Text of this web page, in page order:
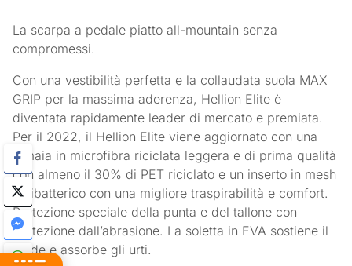
La scarpa a pedale piatto all-mountain senza
compromessi.
Con una vestibilità perfetta e la collaudata suola MAX
GRIP per la massima aderenza, Hellion Elite è
diventata rapidamente leader di mercato e premiata.
Per il 2022, il Hellion Elite viene aggiornato con una
tomaia in microfibra riciclata leggera e di prima qualità
con almeno il 30% di PET riciclato e un inserto in mesh
antibatterico con una migliore traspirabilità e comfort.
Protezione speciale della punta e del tallone con
protezione dall’abrasione. La soletta in EVA sostiene il
piede e assorbe gli urti.